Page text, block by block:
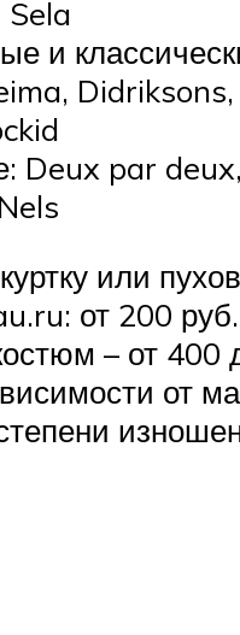
и
Didriksons,
Deux par deux,
или
от 200
– от 400
от